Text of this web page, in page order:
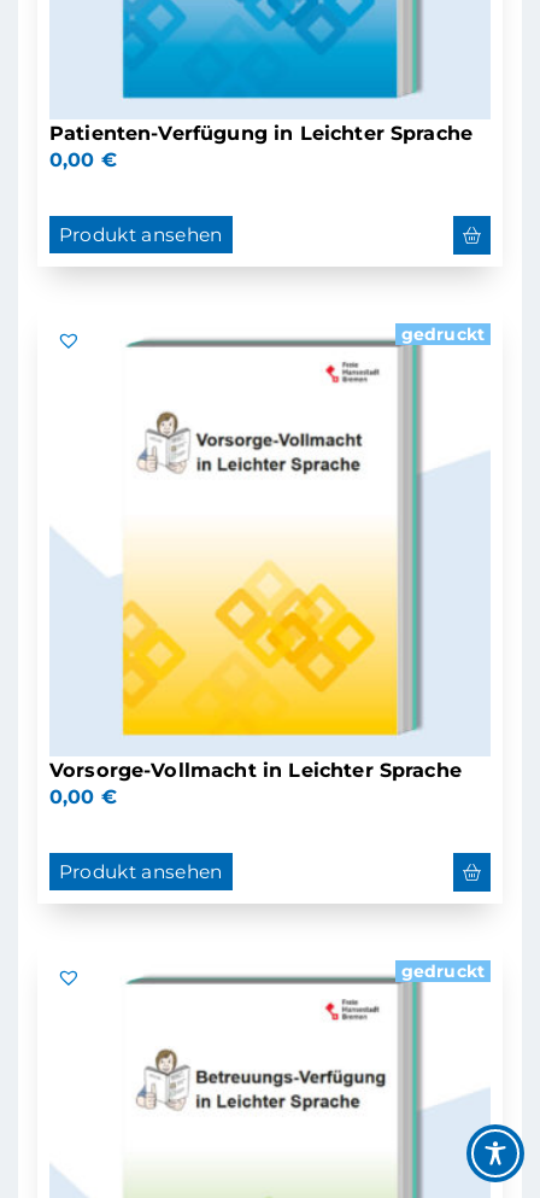
Patienten-Verfügung in Leichter Sprache
0,00 €
Produkt ansehen
gedruckt
Vorsorge-Vollmacht in Leichter Sprache
0,00 €
Produkt ansehen
gedruckt